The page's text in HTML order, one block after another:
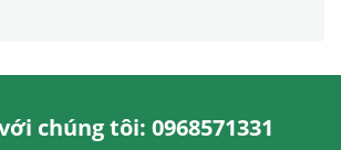
chúng tôi: 0968571331